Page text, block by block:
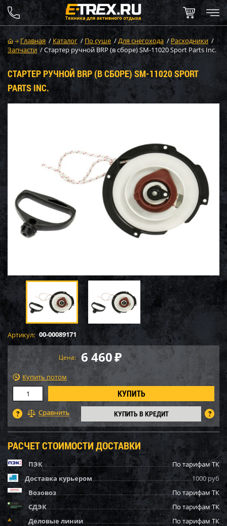
Главная / Каталог / По суше /Для снегохода /Расходники /
Запчасти /Стартер ручной BRP (в сборе) SM-11020 Sport Parts Inc.
СТАРТЕР РУЧНОЙ BRP (В СБОРЕ) SM-11020 SPORT
PARTS INC.
Артикул: 00-00089171
Цена: 6 460₽
Купить потом
КУПИТЬ В КРЕДИТ
РАСЧЕТ СТОИМОСТИ ДОСТАВКИ
ПЭК
По тарифам ТК
Доставка курьером
1000 руб
Возовоз
По тарифам ТК
СДЭК
По тарифам ТК
Деловые линии
По тарифам ТК